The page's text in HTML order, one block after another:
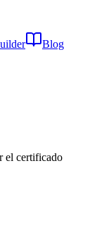
Blog
el certificado